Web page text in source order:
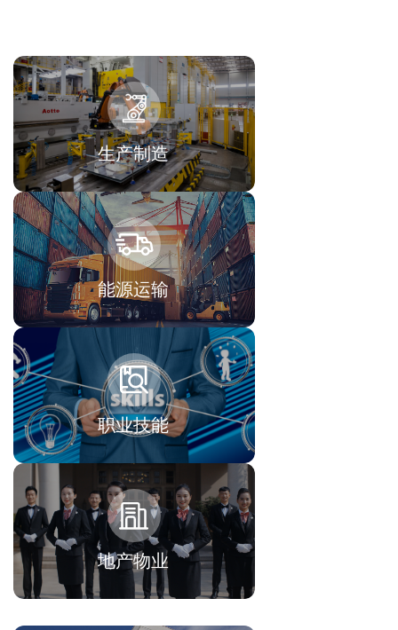
生产制造
能源运输
职业技能
地产物业